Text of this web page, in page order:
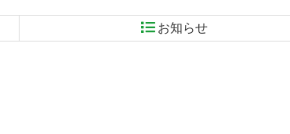
お知らせ